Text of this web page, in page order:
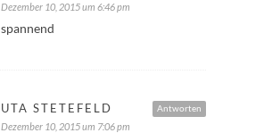
Dezember 10, 2015 um 6:46 pm
spannend
Antworten
UTA STETEFELD
Dezember 10, 2015 um 7:06 pm